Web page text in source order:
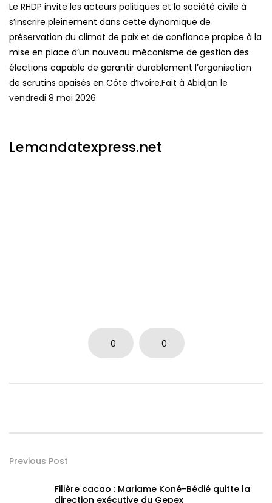
Le RHDP invite les acteurs politiques et la société civile à
s’inscrire pleinement dans cette dynamique de
préservation du climat de paix et de confiance propice à la
mise en place d’un nouveau mécanisme de gestion des
élections capable de garantir durablement l’organisation
de scrutins apaisés en Côte d’Ivoire.Fait à Abidjan le
vendredi 8 mai 2026
Lemandatexpress.net
0 0
Previous Post
Filière cacao : Mariame Koné-Bédié quitte la
direction exécutive du Gepex